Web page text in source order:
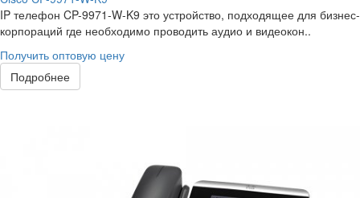
IP телефон CP-9971-W-K9 это устройство, подходящее для бизнес-
корпораций где необходимо проводить аудио и видеокон..
Получить оптовую цену
Подробнее